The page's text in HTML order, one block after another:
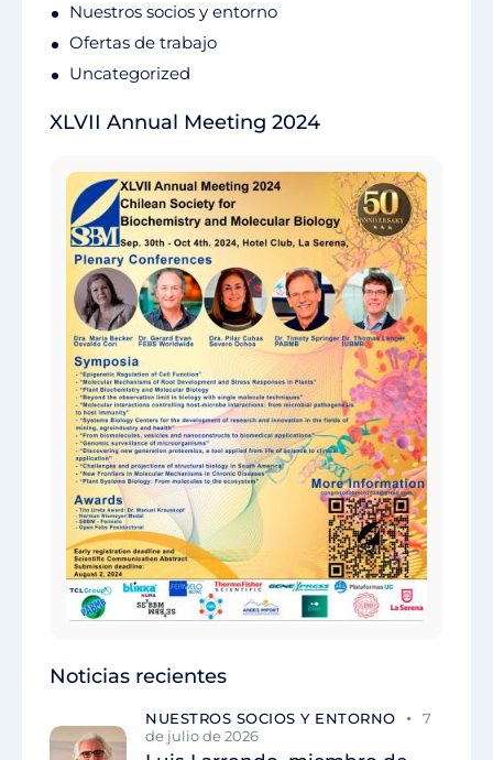
Nuestros socios y entorno
Ofertas de trabajo
Uncategorized
XLVII Annual Meeting 2024
Noticias recientes
NUESTROS SOCIOS Y ENTORNO
7
de julio de 2026